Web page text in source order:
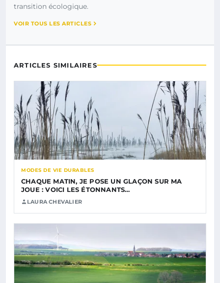
transition écologique.
VOIR TOUS LES ARTICLES
ARTICLES SIMILAIRES
MODES DE VIE DURABLES
CHAQUE MATIN, JE POSE UN GLAÇON SUR MA
JOUE : VOICI LES ÉTONNANTS…
LAURA CHEVALIER